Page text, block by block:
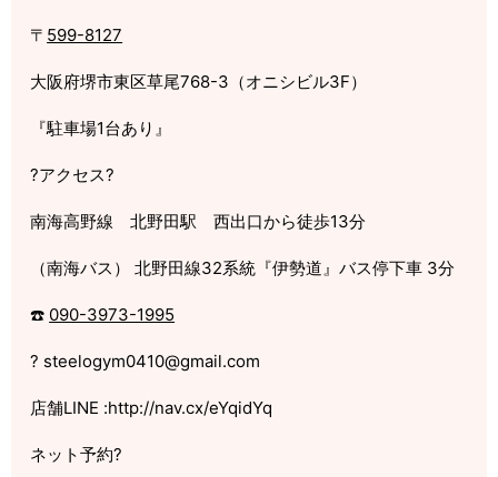
〒 599-8127
大阪府堺市東区草尾768-3（オニシビル3F）
『駐車場1台あり』
?アクセス?
南海高野線 北野田駅 西出口から徒歩13分
（南海バス） 北野田線32系統『伊勢道』バス停下車 3分
☎️ 090-3973-1995
? steelogym0410@gmail.com
店舗LINE :http://nav.cx/eYqidYq
ネット予約?